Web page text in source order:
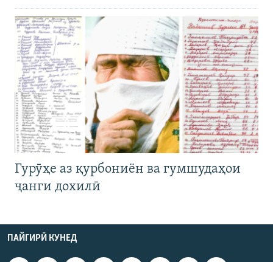
Гурӯҳе аз қурбониён ва гумшудаҳои
ҷанги дохилӣ
ПАЙГИРӢ КУНЕД